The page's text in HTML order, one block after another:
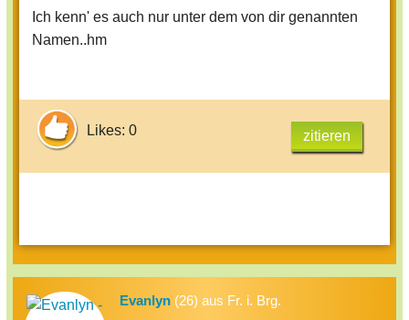
Glg ^^
Ich kenn' es auch nur unter dem von dir genannten
Namen..hm
Likes: 0 zitieren
Evanlyn (26) aus Fr. i. Brg.